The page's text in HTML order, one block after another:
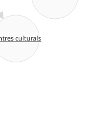
culturals